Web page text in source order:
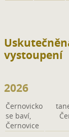
vystoupení
2026
Černovicko
se baví,
Černovice